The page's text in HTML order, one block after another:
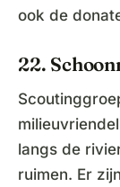
ook de
22.
langs de
ruimen. Er